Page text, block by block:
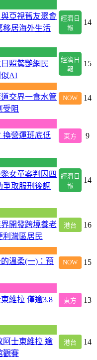
亞視舊友聚會
移居海外生活
經濟日
報
14
照驚艷網民
似AI
經濟日
報
15
交界一食水管
受阻
NOW 14
換營運班底低
東方 9
女童案判囚四
爭取服刑後調
經濟日
報
14
開發跨境養老
利灣區居民
港台 16
溫柔(一)：預
NOW 15
維拉 僅逾3.8
東方 13
阿士東維拉 逾
觀賽
港台 14